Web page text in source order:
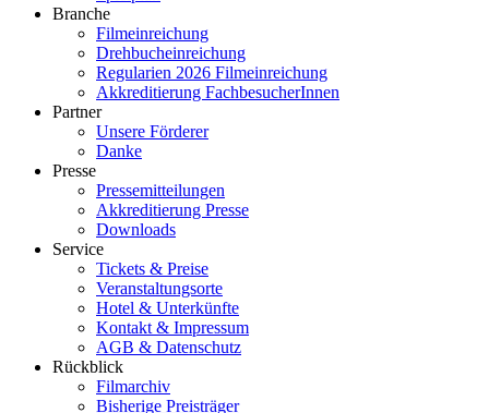
Branche
Filmeinreichung
Drehbucheinreichung
Regularien 2026 Filmeinreichung
Akkreditierung FachbesucherInnen
Partner
Unsere Förderer
Danke
Presse
Pressemitteilungen
Akkreditierung Presse
Downloads
Service
Tickets & Preise
Veranstaltungsorte
Hotel & Unterkünfte
Kontakt & Impressum
AGB & Datenschutz
Rückblick
Filmarchiv
Bisherige Preisträger